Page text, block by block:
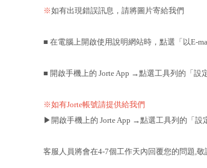
※如有出現錯誤訊息，請將圖片寄給我們
■ 在電腦上開啟使用說明網站時，點選「以E-
■ 開啟手機上的 Jorte App →點選工具列的「
※如有Jorte帳號請提供給我們
▶︎開啟手機上的 Jorte App →點選工具列的「
客服人員將會在4-7個工作天內回覆您的問題,